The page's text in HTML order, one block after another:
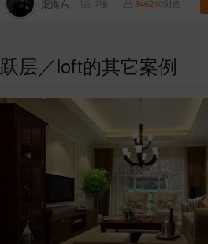
渠海东 7张 846210浏览
跃层／loft的其它案例